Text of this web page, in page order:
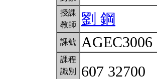
授課
教師
劉 鋼
課號 AGEC3006
課程
識別
607 32700